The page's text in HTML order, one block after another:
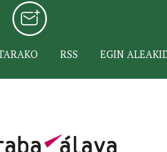
RSS EGIN